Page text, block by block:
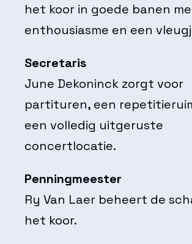
het koor in goede banen
enthousiasme en een
Secretaris
June Dekoninck zorgt voor
partituren, een
een volledig uitgeruste
concertlocatie.
Penningmeester
Ry Van Laer beheert de
het koor.